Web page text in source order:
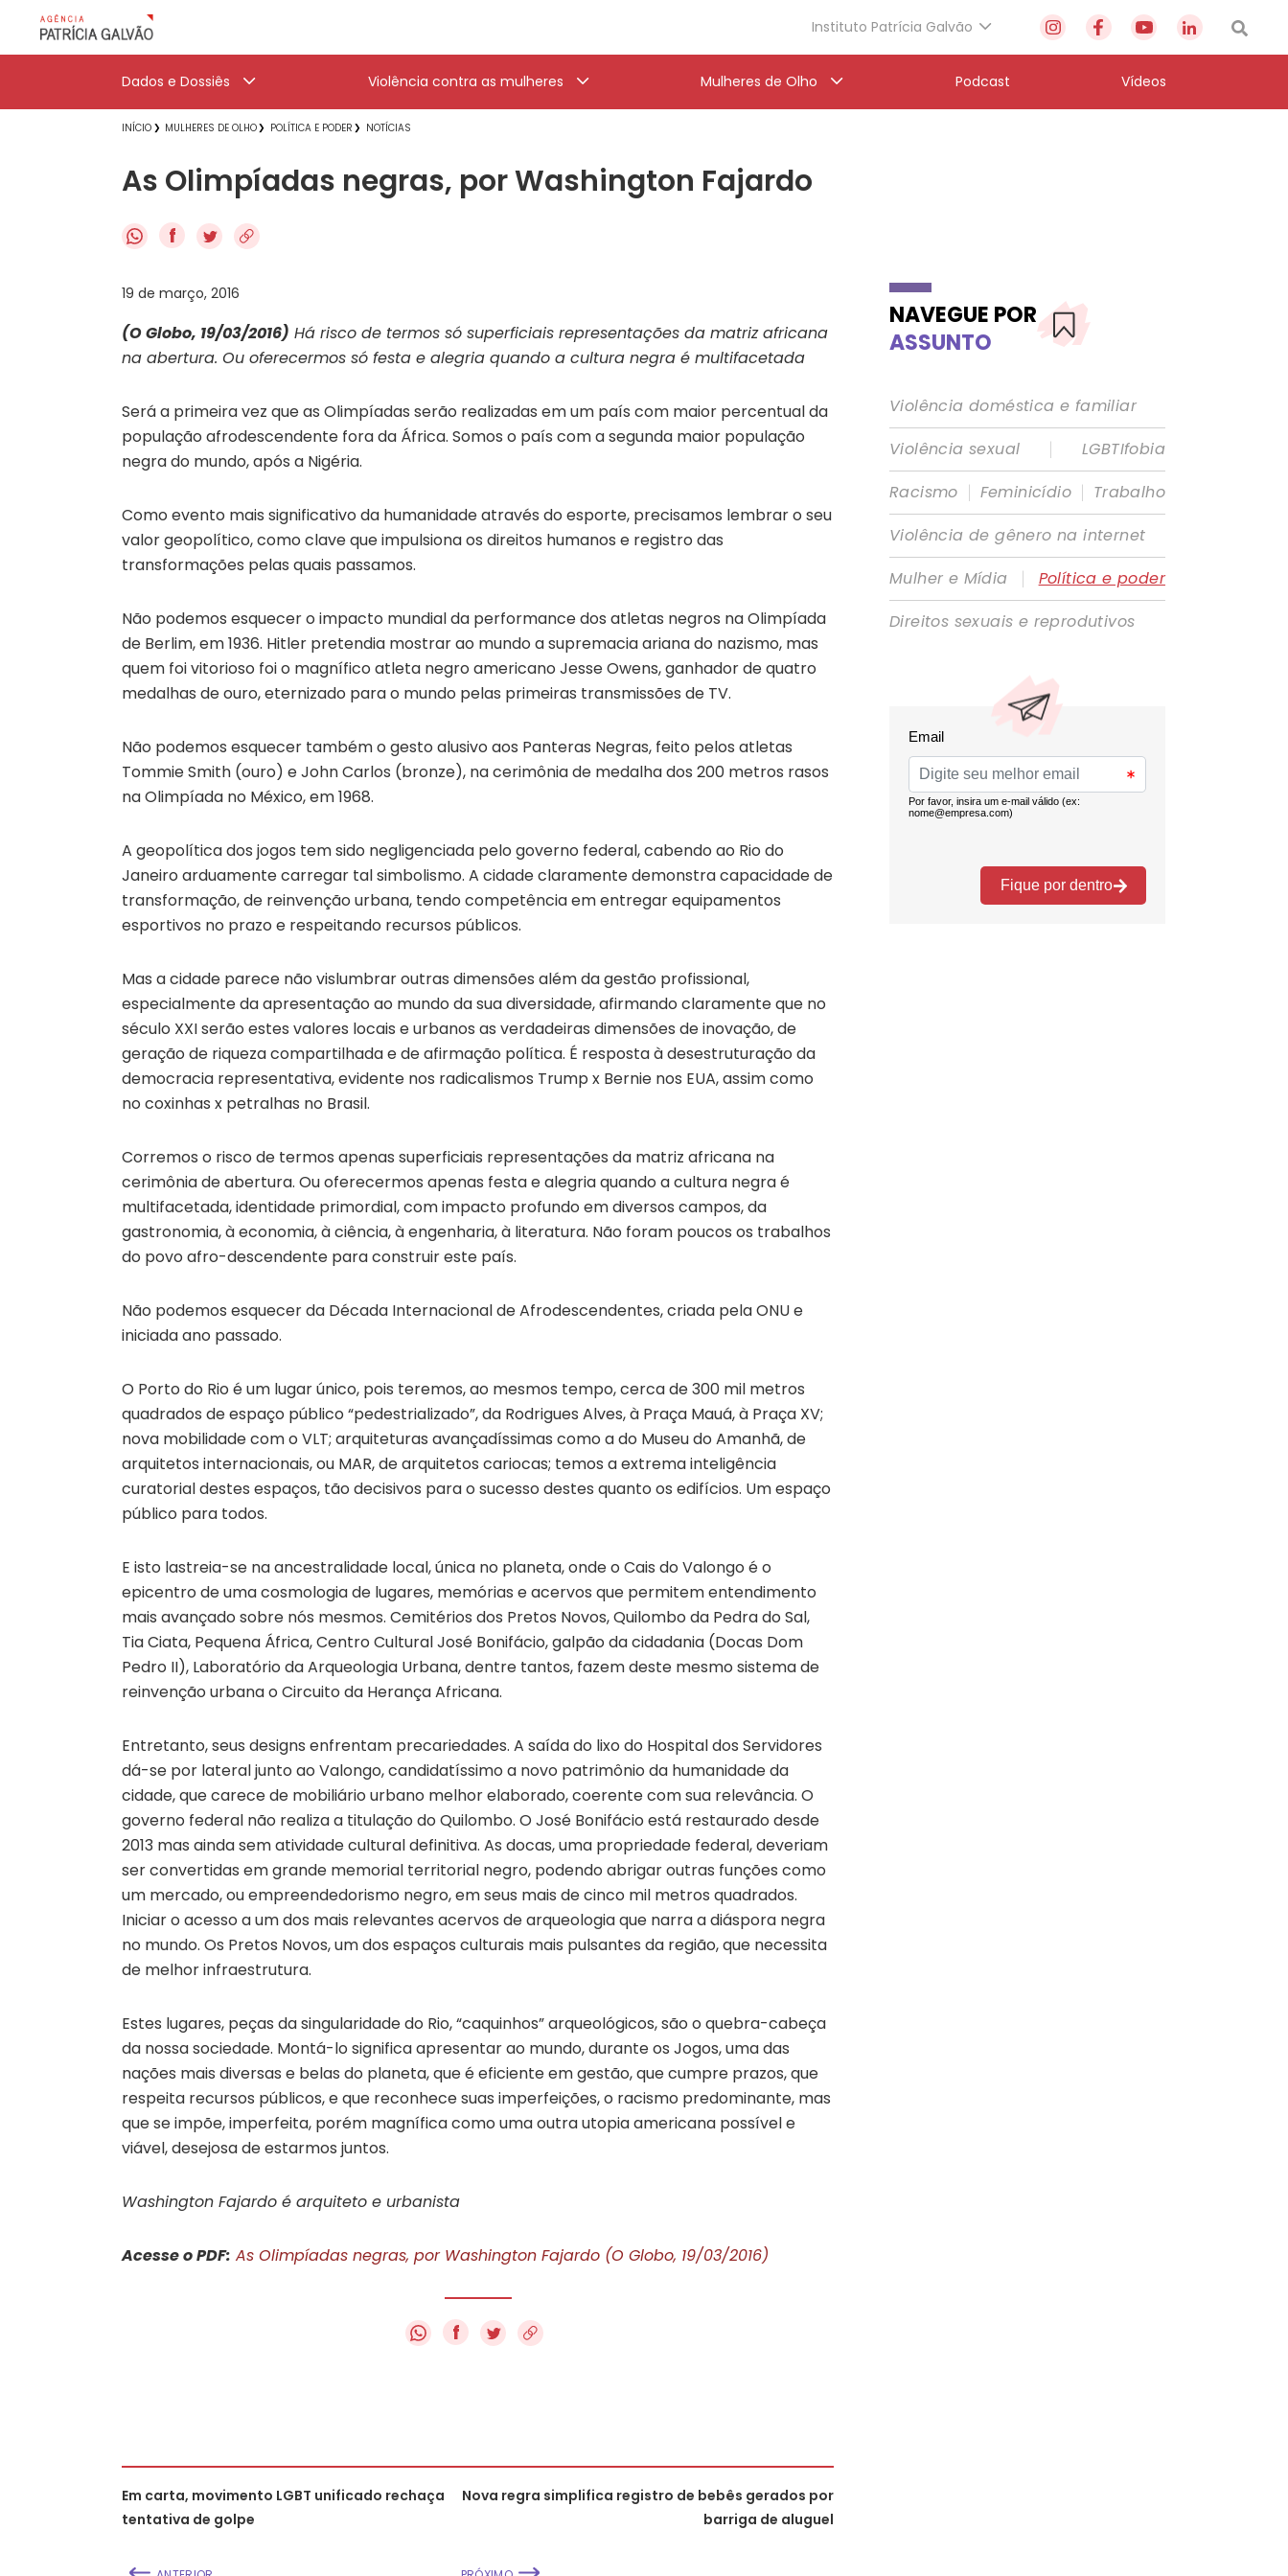
Instituto Patrícia Galvão
Dados e Dossiês Violência contra as mulheres Mulheres de Olho Podcast Vídeos
INÍCIO MULHERES DE OLHO POLÍTICA E PODER NOTÍCIAS
As Olimpíadas negras, por Washington Fajardo
f
19 de março, 2016
(O Globo, 19/03/2016) Há risco de termos só superficiais representações da matriz africana
na abertura. Ou oferecermos só festa e alegria quando a cultura negra é multifacetada
Será a primeira vez que as Olimpíadas serão realizadas em um país com maior percentual da
população afrodescendente fora da África. Somos o país com a segunda maior população
negra do mundo, após a Nigéria.
Como evento mais significativo da humanidade através do esporte, precisamos lembrar o seu
valor geopolítico, como clave que impulsiona os direitos humanos e registro das
transformações pelas quais passamos.
Não podemos esquecer o impacto mundial da performance dos atletas negros na Olimpíada
de Berlim, em 1936. Hitler pretendia mostrar ao mundo a supremacia ariana do nazismo, mas
quem foi vitorioso foi o magnífico atleta negro americano Jesse Owens, ganhador de quatro
medalhas de ouro, eternizado para o mundo pelas primeiras transmissões de TV.
Não podemos esquecer também o gesto alusivo aos Panteras Negras, feito pelos atletas
Tommie Smith (ouro) e John Carlos (bronze), na cerimônia de medalha dos 200 metros rasos
na Olimpíada no México, em 1968.
A geopolítica dos jogos tem sido negligenciada pelo governo federal, cabendo ao Rio do
Janeiro arduamente carregar tal simbolismo. A cidade claramente demonstra capacidade de
transformação, de reinvenção urbana, tendo competência em entregar equipamentos
esportivos no prazo e respeitando recursos públicos.
Mas a cidade parece não vislumbrar outras dimensões além da gestão profissional,
especialmente da apresentação ao mundo da sua diversidade, afirmando claramente que no
século XXI serão estes valores locais e urbanos as verdadeiras dimensões de inovação, de
geração de riqueza compartilhada e de afirmação política. É resposta à desestruturação da
democracia representativa, evidente nos radicalismos Trump x Bernie nos EUA, assim como
no coxinhas x petralhas no Brasil.
Corremos o risco de termos apenas superficiais representações da matriz africana na
cerimônia de abertura. Ou oferecermos apenas festa e alegria quando a cultura negra é
multifacetada, identidade primordial, com impacto profundo em diversos campos, da
gastronomia, à economia, à ciência, à engenharia, à literatura. Não foram poucos os trabalhos
do povo afro-descendente para construir este país.
Não podemos esquecer da Década Internacional de Afrodescendentes, criada pela ONU e
iniciada ano passado.
O Porto do Rio é um lugar único, pois teremos, ao mesmos tempo, cerca de 300 mil metros
quadrados de espaço público “pedestrializado”, da Rodrigues Alves, à Praça Mauá, à Praça XV;
nova mobilidade com o VLT; arquiteturas avançadíssimas como a do Museu do Amanhã, de
arquitetos internacionais, ou MAR, de arquitetos cariocas; temos a extrema inteligência
curatorial destes espaços, tão decisivos para o sucesso destes quanto os edifícios. Um espaço
público para todos.
E isto lastreia-se na ancestralidade local, única no planeta, onde o Cais do Valongo é o
epicentro de uma cosmologia de lugares, memórias e acervos que permitem entendimento
mais avançado sobre nós mesmos. Cemitérios dos Pretos Novos, Quilombo da Pedra do Sal,
Tia Ciata, Pequena África, Centro Cultural José Bonifácio, galpão da cidadania (Docas Dom
Pedro II), Laboratório da Arqueologia Urbana, dentre tantos, fazem deste mesmo sistema de
reinvenção urbana o Circuito da Herança Africana.
Entretanto, seus designs enfrentam precariedades. A saída do lixo do Hospital dos Servidores
dá-se por lateral junto ao Valongo, candidatíssimo a novo patrimônio da humanidade da
cidade, que carece de mobiliário urbano melhor elaborado, coerente com sua relevância. O
governo federal não realiza a titulação do Quilombo. O José Bonifácio está restaurado desde
2013 mas ainda sem atividade cultural definitiva. As docas, uma propriedade federal, deveriam
ser convertidas em grande memorial territorial negro, podendo abrigar outras funções como
um mercado, ou empreendedorismo negro, em seus mais de cinco mil metros quadrados.
Iniciar o acesso a um dos mais relevantes acervos de arqueologia que narra a diáspora negra
no mundo. Os Pretos Novos, um dos espaços culturais mais pulsantes da região, que necessita
de melhor infraestrutura.
Estes lugares, peças da singularidade do Rio, “caquinhos” arqueológicos, são o quebra-cabeça
da nossa sociedade. Montá-lo significa apresentar ao mundo, durante os Jogos, uma das
nações mais diversas e belas do planeta, que é eficiente em gestão, que cumpre prazos, que
respeita recursos públicos, e que reconhece suas imperfeições, o racismo predominante, mas
que se impõe, imperfeita, porém magnífica como uma outra utopia americana possível e
viável, desejosa de estarmos juntos.
Washington Fajardo é arquiteto e urbanista
Acesse o PDF: As Olimpíadas negras, por Washington Fajardo (O Globo, 19/03/2016)
f
Em carta, movimento LGBT unificado rechaça
tentativa de golpe
Nova regra simplifica registro de bebês gerados por
barriga de aluguel
NAVEGUE POR
ASSUNTO
Violência doméstica e familiar
Violência sexual
|
LGBTIfobia
Racismo | Feminicídio | Trabalho
Violência de gênero na internet
Mulher e Mídia
|
Política e poder
Direitos sexuais e reprodutivos